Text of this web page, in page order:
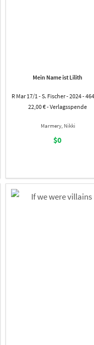
Mein Name ist Lilith
R Mar 17/1 - S. Fischer - 2024 -
22,00 € - Verlagsspende
Marmery, Nikki
$0